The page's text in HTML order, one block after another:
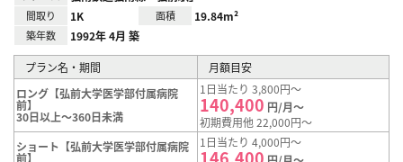
間取り 1K 面積 19.84m²
築年数 1992年 4月 築
プラン名・期間
月額目安
ロング【弘前大学医学部付属病院
前】
30日以上～360日未満
1日当たり 3,800円～
140,400 円/月～
初期費用他 22,000円～
ショート【弘前大学医学部付属病院
前】
1日当たり 4,000円～
146,400